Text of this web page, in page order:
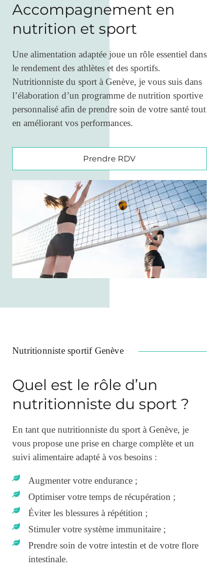
Accompagnement en
nutrition et sport
Une alimentation adaptée joue un rôle essentiel dans
le rendement des athlètes et des sportifs.
Nutritionniste du sport à Genève, je vous suis dans
l’élaboration d’un programme de nutrition sportive
personnalisé afin de prendre soin de votre santé tout
en améliorant vos performances.
Prendre RDV
Nutritionniste sportif Genève
Quel est le rôle d’un
nutritionniste du sport ?
En tant que nutritionniste du sport à Genève, je
vous propose une prise en charge complète et un
suivi alimentaire adapté à vos besoins :
Augmenter votre endurance ;
Optimiser votre temps de récupération ;
Éviter les blessures à répétition ;
Stimuler votre système immunitaire ;
Prendre soin de votre intestin et de votre flore
intestinale.